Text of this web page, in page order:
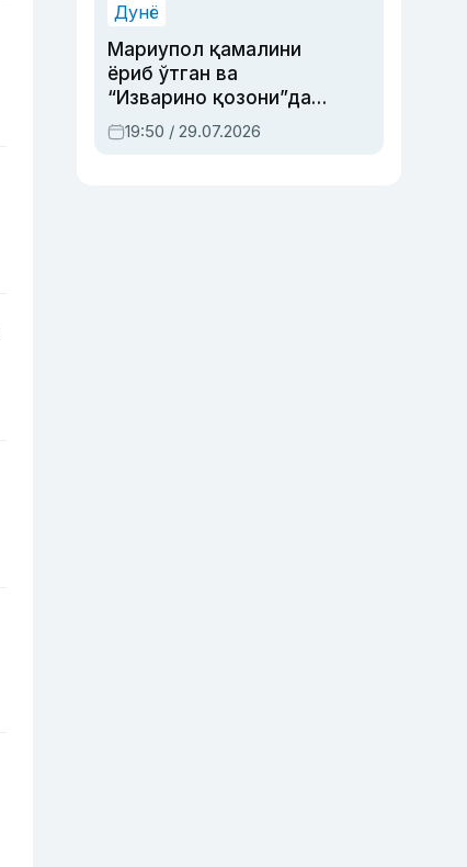
Дунё
Мариупол қамалини
ёриб ўтган ва
“Изварино қозони”дан
чиққан қаҳрамон —
Украина армияси бош
19:50 / 29.07.2026